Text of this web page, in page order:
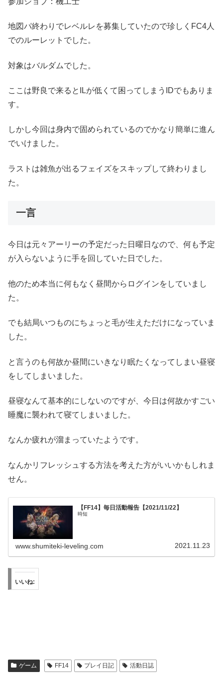
地図パ終わりでレベルレを募集していたので珍しくFC4人
でのルーレットでした。
対象はバルダムでした。
ここは野良で来るとILが低くて困ってしまうIDでもありま
す。
しかし今回は身内で固められているのでかなり簡単に進ん
でいけました。
ラストは雑魚が出るフェイズをスキップして終わりまし
た。
一言
今日は元々アーリーの予定だった日曜日なので、何も予定
が入らないように手を回していた日でした。
他のため本当に何もなく昼間からログインをしていまし
た。
でも結局いつものにちょっと毛が生えただけになっていま
した。
と言うのも何故か昼間にいきなり眠たくなってしまい昼寝
をしてしまいました。
昼寝なんて基本的にしないのですが、今日は何故かすごい
睡魔に襲われて寝てしまいました。
なんか疲れが溜まっていたようです。
なんかリフレッシュする方法を考えた方がいいかもしれま
せん。
【FF14】毎日活動報告【2021/11/22】
時短
www.shumiteki-leveling.com 2021.11.23
いいね:
ゲーム FF14 プレイ日記 活動日誌